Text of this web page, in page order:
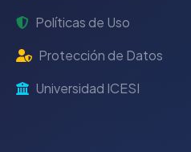
Políticas de Uso
Protección de Datos
Universidad ICESI